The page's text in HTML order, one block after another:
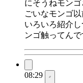
にそうねモン
ごいなモンゴ
いろいろ紹介
ンゴ触ってん
08:29